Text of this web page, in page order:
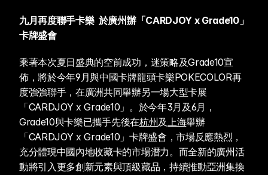
九月再度聯手卡樂  於廣州辦「CARDJOY x Grade10」
卡牌盛會
乘著本次夏日盛典的空前成功，迷策略及Grade10宣
佈，將於今年9月與中國卡牌龍頭卡樂POKECOLOR再
度強強聯手，在廣洲共同舉辦另一場大型卡展
「CARDJOY x Grade10」。於今年3月及6月，
Grade10與卡樂已攜手先後在杭州及上海舉辦
「CARDJOY x Grade10」卡牌盛會，市場反應熱烈，
充分體現中國內地收藏卡的市場潛力。而全新的廣州活
動將引入更多創新元素與頂級藏品，持續推動亞洲集換